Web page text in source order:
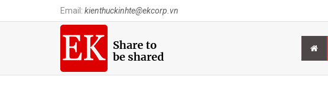
Email: kienthuckinhte@ekcorp.vn